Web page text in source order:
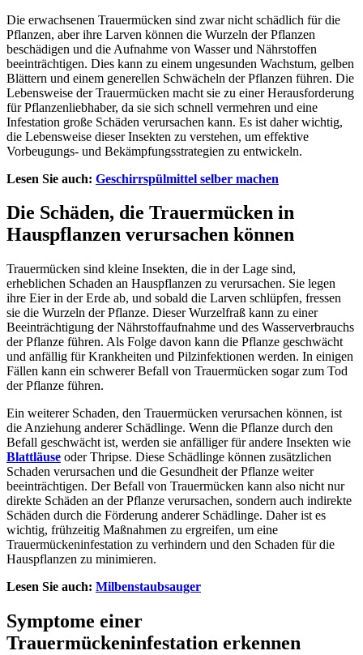
Die erwachsenen Trauermücken sind zwar nicht schädlich für die
Pflanzen, aber ihre Larven können die Wurzeln der Pflanzen
beschädigen und die Aufnahme von Wasser und Nährstoffen
beeinträchtigen. Dies kann zu einem ungesunden Wachstum, gelben
Blättern und einem generellen Schwächeln der Pflanzen führen. Die
Lebensweise der Trauermücken macht sie zu einer Herausforderung
für Pflanzenliebhaber, da sie sich schnell vermehren und eine
Infestation große Schäden verursachen kann. Es ist daher wichtig,
die Lebensweise dieser Insekten zu verstehen, um effektive
Vorbeugungs- und Bekämpfungsstrategien zu entwickeln.
Lesen Sie auch: Geschirrspülmittel selber machen
Die Schäden, die Trauermücken in
Hauspflanzen verursachen können
Trauermücken sind kleine Insekten, die in der Lage sind,
erheblichen Schaden an Hauspflanzen zu verursachen. Sie legen
ihre Eier in der Erde ab, und sobald die Larven schlüpfen, fressen
sie die Wurzeln der Pflanze. Dieser Wurzelfraß kann zu einer
Beeinträchtigung der Nährstoffaufnahme und des Wasserverbrauchs
der Pflanze führen. Als Folge davon kann die Pflanze geschwächt
und anfällig für Krankheiten und Pilzinfektionen werden. In einigen
Fällen kann ein schwerer Befall von Trauermücken sogar zum Tod
der Pflanze führen.
Ein weiterer Schaden, den Trauermücken verursachen können, ist
die Anziehung anderer Schädlinge. Wenn die Pflanze durch den
Befall geschwächt ist, werden sie anfälliger für andere Insekten wie
Blattläuse oder Thripse. Diese Schädlinge können zusätzlichen
Schaden verursachen und die Gesundheit der Pflanze weiter
beeinträchtigen. Der Befall von Trauermücken kann also nicht nur
direkte Schäden an der Pflanze verursachen, sondern auch indirekte
Schäden durch die Förderung anderer Schädlinge. Daher ist es
wichtig, frühzeitig Maßnahmen zu ergreifen, um eine
Trauermückeninfestation zu verhindern und den Schaden für die
Hauspflanzen zu minimieren.
Lesen Sie auch: Milbenstaubsauger
Symptome einer
Trauermückeninfestation erkennen